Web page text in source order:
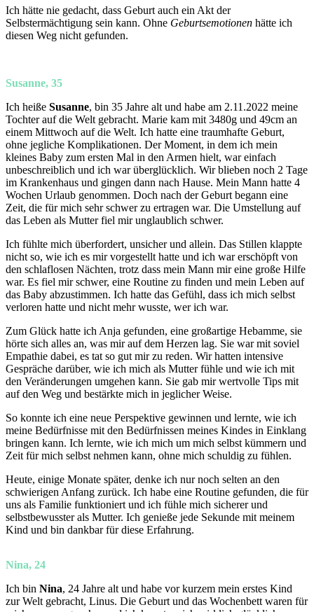
Ich hätte nie gedacht, dass Geburt auch ein Akt der
Selbstermächtigung sein kann. Ohne Geburtsemotionen hätte ich
diesen Weg nicht gefunden.
Susanne, 35
Ich heiße Susanne, bin 35 Jahre alt und habe am 2.11.2022 meine
Tochter auf die Welt gebracht. Marie kam mit 3480g und 49cm an
einem Mittwoch auf die Welt. Ich hatte eine traumhafte Geburt,
ohne jegliche Komplikationen. Der Moment, in dem ich mein
kleines Baby zum ersten Mal in den Armen hielt, war einfach
unbeschreiblich und ich war überglücklich. Wir blieben noch 2 Tage
im Krankenhaus und gingen dann nach Hause. Mein Mann hatte 4
Wochen Urlaub genommen. Doch nach der Geburt begann eine
Zeit, die für mich sehr schwer zu ertragen war. Die Umstellung auf
das Leben als Mutter fiel mir unglaublich schwer.
Ich fühlte mich überfordert, unsicher und allein. Das Stillen klappte
nicht so, wie ich es mir vorgestellt hatte und ich war erschöpft von
den schlaflosen Nächten, trotz dass mein Mann mir eine große Hilfe
war. Es fiel mir schwer, eine Routine zu finden und mein Leben auf
das Baby abzustimmen. Ich hatte das Gefühl, dass ich mich selbst
verloren hatte und nicht mehr wusste, wer ich war.
Zum Glück hatte ich Anja gefunden, eine großartige Hebamme, sie
hörte sich alles an, was mir auf dem Herzen lag. Sie war mit soviel
Empathie dabei, es tat so gut mir zu reden. Wir hatten intensive
Gespräche darüber, wie ich mich als Mutter fühle und wie ich mit
den Veränderungen umgehen kann. Sie gab mir wertvolle Tips mit
auf den Weg und bestärkte mich in jeglicher Weise.
So konnte ich eine neue Perspektive gewinnen und lernte, wie ich
meine Bedürfnisse mit den Bedürfnissen meines Kindes in Einklang
bringen kann. Ich lernte, wie ich mich um mich selbst kümmern und
Zeit für mich selbst nehmen kann, ohne mich schuldig zu fühlen.
Heute, einige Monate später, denke ich nur noch selten an den
schwierigen Anfang zurück. Ich habe eine Routine gefunden, die für
uns als Familie funktioniert und ich fühle mich sicherer und
selbstbewusster als Mutter. Ich genieße jede Sekunde mit meinem
Kind und bin dankbar für diese Erfahrung.
Nina, 24
Ich bin Nina, 24 Jahre alt und habe vor kurzem mein erstes Kind
zur Welt gebracht, Linus. Die Geburt und das Wochenbett waren für